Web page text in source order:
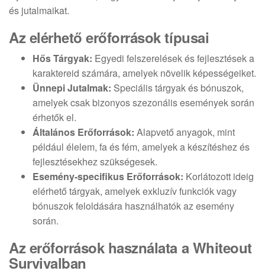
és jutalmaikat.
Az elérhető erőforrások típusai
Hős Tárgyak: Egyedi felszerelések és fejlesztések a
karaktereid számára, amelyek növelik képességeiket.
Ünnepi Jutalmak: Speciális tárgyak és bónuszok,
amelyek csak bizonyos szezonális események során
érhetők el.
Általános Erőforrások: Alapvető anyagok, mint
például élelem, fa és fém, amelyek a készítéshez és
fejlesztésekhez szükségesek.
Esemény-specifikus Erőforrások: Korlátozott ideig
elérhető tárgyak, amelyek exkluzív funkciók vagy
bónuszok feloldására használhatók az esemény
során.
Az erőforrások használata a Whiteout
Survivalban